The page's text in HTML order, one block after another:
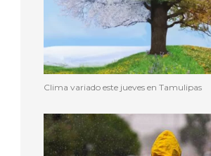
Clima variado este jueves en Tamulipas